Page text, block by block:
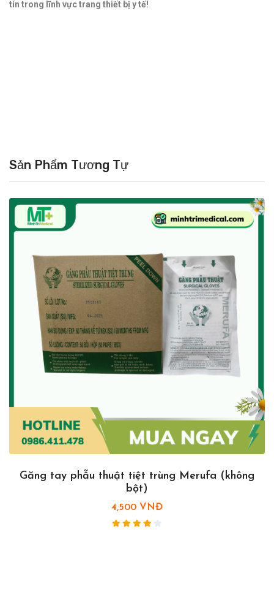
tín trong lĩnh vực trang thiết bị y tế!
Sản Phẩm Tương Tự
Găng tay phẫu thuật tiệt trùng Merufa (không
bột)
4,500 VNĐ